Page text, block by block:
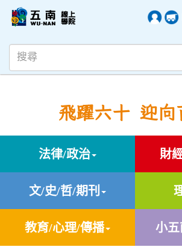
飛躍六十 迎向
法律/政治 財
文/史/哲/期刊
教育/心理/傳播 小